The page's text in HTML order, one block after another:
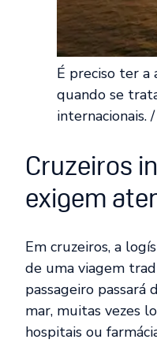
É preciso ter a
quando se
internacionais.
Cruzeiros
exigem
Em cruzeiros, a
de uma viagem
passageiro passará
mar, muitas vezes
hospitais ou